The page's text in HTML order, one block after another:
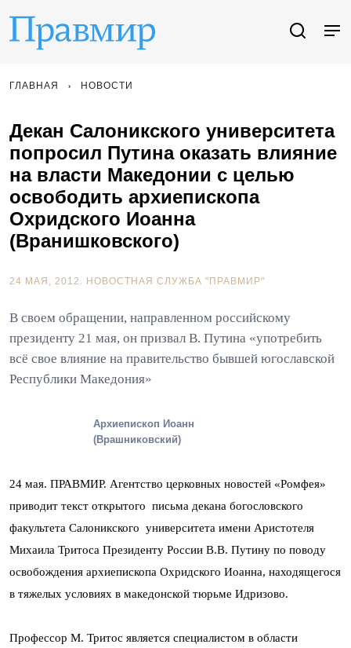
ГЛАВНАЯ НОВОСТИ
Декан Салоникского университета
попросил Путина оказать влияние
на власти Македонии с целью
освободить архиепископа
Охридского Иоанна
(Вранишковского)
24 МАЯ, 2012. НОВОСТНАЯ СЛУЖБА "ПРАВМИР"
В своем обращении, направленном российскому
президенту 21 мая, он призвал В. Путина «употребить
всё свое влияние на правительство бывшей югославской
Республики Македония»
Архиепископ Иоанн
(Врашниковский)
24 мая. ПРАВМИР. Агентство церковных новостей «Ромфея»
приводит текст открытого письма декана богословского
факультета Салоникского университета имени Аристотеля
Михаила Тритоса Президенту России В.В. Путину по поводу
освобождения архиепископа Охридского Иоанна, находящегося
в тяжелых условиях в македонской тюрьме Идризово.
Профессор М. Тритос является специалистом в области